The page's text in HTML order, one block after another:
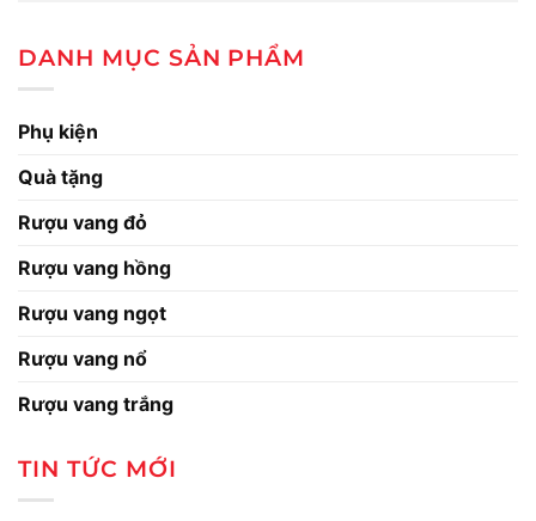
DANH MỤC SẢN PHẨM
Phụ kiện
Quà tặng
Rượu vang đỏ
Rượu vang hồng
Rượu vang ngọt
Rượu vang nổ
Rượu vang trắng
TIN TỨC MỚI